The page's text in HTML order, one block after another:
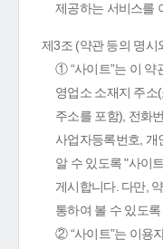
제공하는 서비스를
제3조 (약관 등의 명시
① “사이트”는 이 약
영업소 소재지 주소
주소를 포함), 전화
사업자등록번호, 개
알 수 있도록 "사이
게시합니다. 다만,
통하여 볼 수 있도
② “사이트”는 이용